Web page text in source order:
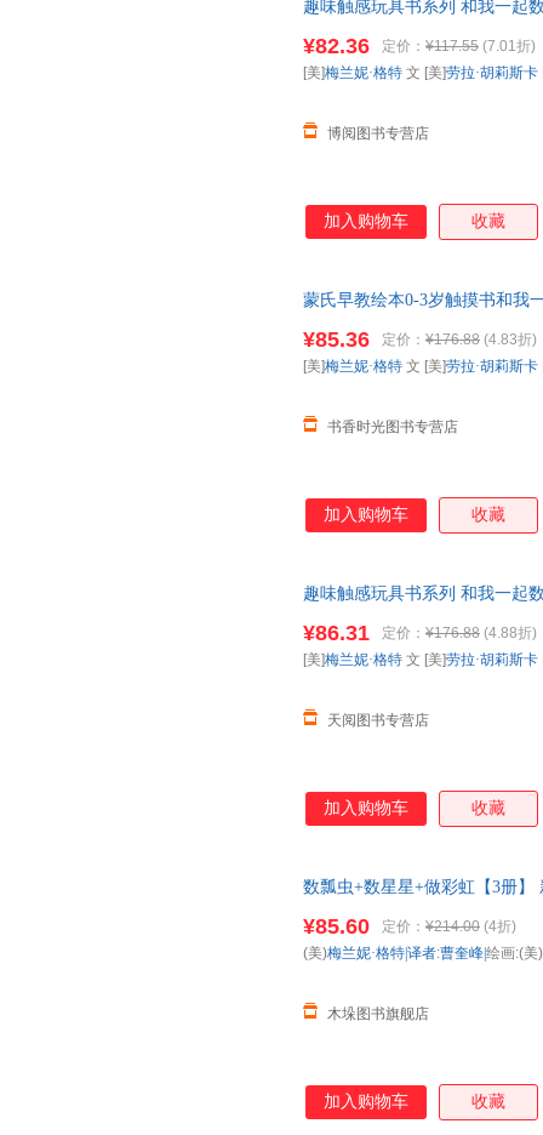
趣味触感玩具书系列 和我一起
¥82.36 定价： ¥117.55 (7.01折)
博阅图书专营店
[美]梅兰妮·格特 文 [美]劳拉·胡莉斯卡
加入购物车 收藏
蒙氏早教绘本0-3岁触摸书和我
¥85.36 定价： ¥176.88 (4.83折)
书香时光图书专营店
[美]梅兰妮·格特 文 [美]劳拉·胡莉斯卡
加入购物车 收藏
趣味触感玩具书系列 和我一起
准】
¥86.31 定价： ¥176.88 (4.88折)
天阅图书专营店
[美]梅兰妮·格特 文 [美]劳拉·胡莉斯卡
加入购物车 收藏
数瓢虫+数星星+做彩虹【3册
¥85.60 定价： ¥214.00 (4折)
木垛图书旗舰店
(美)梅兰妮·格特|译者:曹奎峰|绘画:(美)
加入购物车 收藏